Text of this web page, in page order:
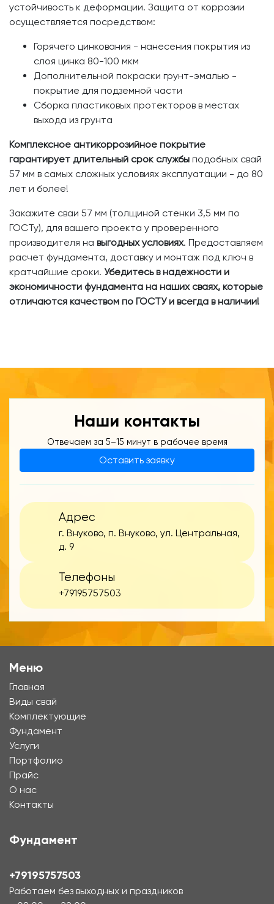
устойчивость к деформации. Защита от коррозии
осуществляется посредством:
Горячего цинкования - нанесения покрытия из
слоя цинка 80-100 мкм
Дополнительной покраски грунт-эмалью -
покрытие для подземной части
Сборка пластиковых протекторов в местах
выхода из грунта
Комплексное антикоррозийное покрытие
гарантирует длительный срок службы подобных свай
57 мм в самых сложных условиях эксплуатации - до 80
лет и более!
Закажите сваи 57 мм (толщиной стенки 3,5 мм по
ГОСТу), для вашего проекта у проверенного
производителя на выгодных условиях. Предоставляем
расчет фундамента, доставку и монтаж под ключ в
кратчайшие сроки. Убедитесь в надежности и
экономичности фундамента на наших сваях, которые
отличаются качеством по ГОСТУ и всегда в наличии!
Наши контакты
Отвечаем за 5–15 минут в рабочее время
Оставить заявку
Адрес
г. Внуково, п. Внуково, ул. Центральная,
д. 9
Телефоны
+79195757503
Меню
Главная
Виды свай
Комплектующие
Фундамент
Услуги
Портфолио
Прайс
О нас
Контакты
Фундамент
+79195757503
Работаем без выходных и праздников